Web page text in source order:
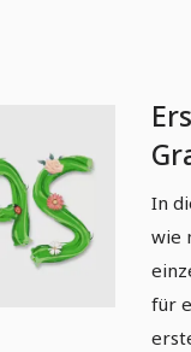
In
wie
für